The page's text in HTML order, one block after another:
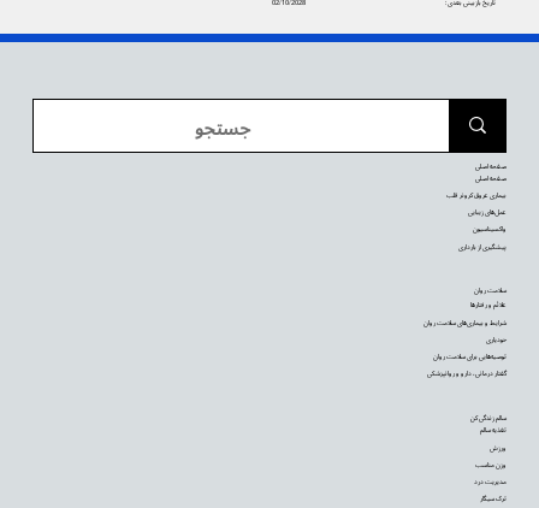
سالم زندگی کن
تغذیه سالم
ورزش
وزن مناسب
مدیریت درد
ترک سیگار
سلامت روان
علائم و رفتارها
شرایط و بیماری‌های سلامت روان
خودیاری
توصیه‌‌هایی برای سلامت روان
گفتار درمانی، دارو و روانپزشکی
صفحه اصلی
صفحه اصلی
بیماری عروق کرونر قلب
عمل‌های زیبایی
واکسیناسیون
پیشگیری از بارداری